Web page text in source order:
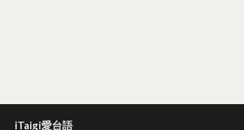
iTaigi愛台語